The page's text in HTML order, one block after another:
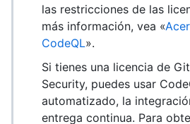
las restricciones de las
más información, vea «
CodeQL».
Si tienes una licencia de
Security, puedes usar
automatizado, la
entrega continua. Para